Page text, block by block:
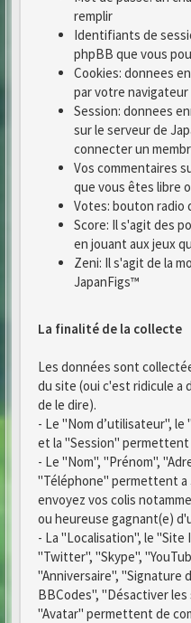
remplir
Identifiants de
phpBB que vous
Cookies: donnees
par votre navigateur
Session: donnees
sur le serveur de
connecter un
Vos commentaires
que vous êtes libre
Votes: bouton radio
Score: Il s'agit des
en jouant aux jeux
Zeni: Il s'agit de la
JapanFigs™
La finalité de la collecte
Les données sont
du site (oui c'est ridicule a
de le dire).
- Le "Nom d’utilisateur",
et la "Session"
- Le "Nom", "Prénom",
"Téléphone" permettent a
envoyez vos colis
ou heureuse gagnant(e)
- La "Localisation", le
"Twitter", "Skype",
"Anniversaire", "Signature
BBCodes", "Désactiver
"Avatar" permettent de